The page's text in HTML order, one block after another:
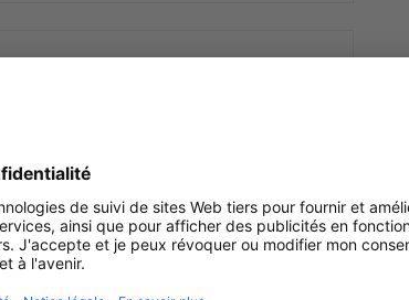
Classe énergétique (DPE)
Isolation thermique F
Double vitrage Oui
Chauffage au gaz